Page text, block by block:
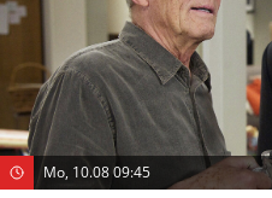
Mo, 10.08 09:45